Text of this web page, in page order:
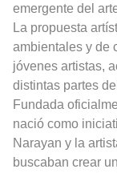
emergente del
La propuesta
ambientales y de
jóvenes artistas,
distintas partes
Fundada
nació como
Narayan y la
buscaban crear